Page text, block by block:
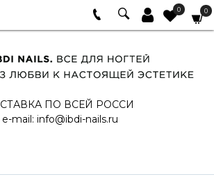
0 0
ПО ВСЕЙ РОССИ
e-mail: info@ibdi-nails.ru